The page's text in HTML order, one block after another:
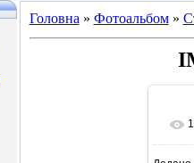
Головна » Фотоальбом»